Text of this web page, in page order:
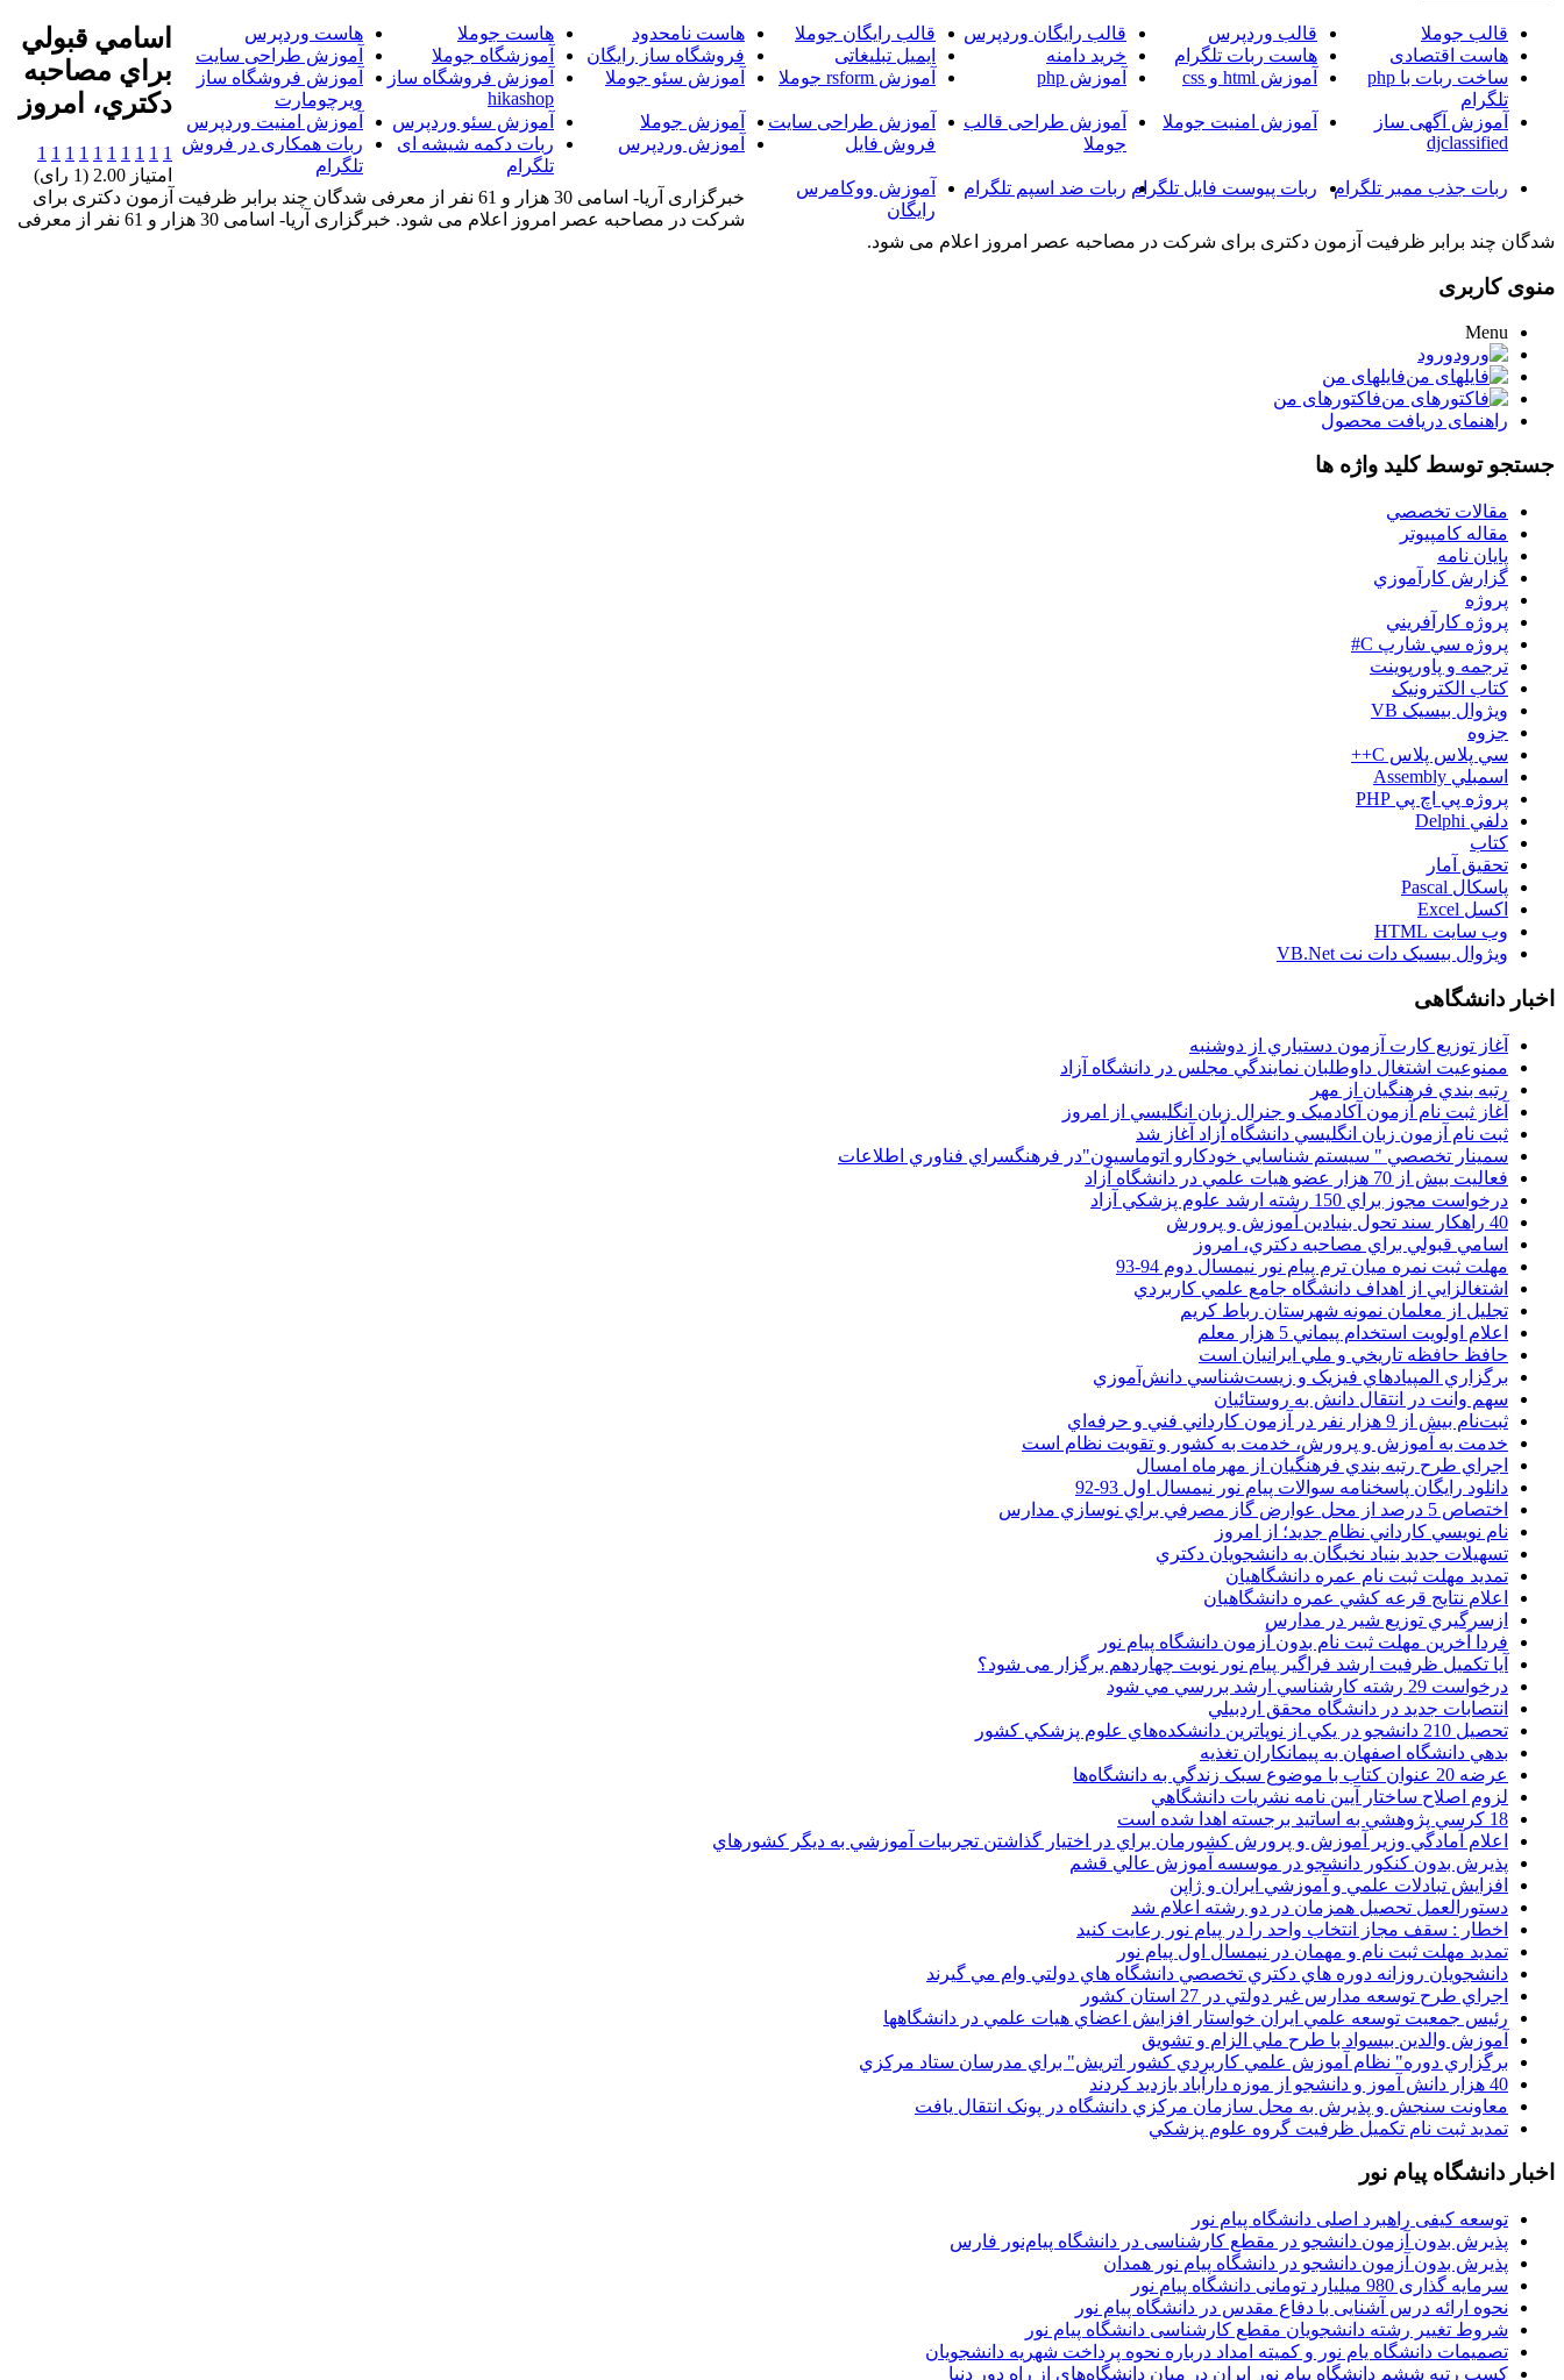
قالب جوملا قالب وردپرس قالب رایگان وردپرس قالب رایگان جوملا هاست نامحدود هاست جوملا
هاست وردپرس
هاست اقتصادی
هاست ربات تلگرام خرید دامنه ایمیل تبلیغاتی فروشگاه ساز رایگان آموزشگاه جوملا
آموزش طراحی سایت
ساخت ربات با php
تلگرام
آموزش html و css آموزش php آموزش rsform جوملا آموزش سئو جوملا
آموزش فروشگاه ساز
hikashop
آموزش فروشگاه ساز
ویرچومارت
آموزش آگهی ساز
djclassified
آموزش امنیت جوملا
آموزش طراحی قالب
جوملا
آموزش طراحی سایت
فروش فایل
آموزش جوملا آموزش سئو وردپرس
آموزش امنیت وردپرس
آموزش وردپرس
ربات دکمه شیشه ای
تلگرام
ربات همکاری در فروش
تلگرام
ربات جذب ممبر تلگرام
ربات پیوست فایل تلگرام ربات ضد اسپم تلگرام
آموزش ووکامرس
رایگان
اسامي قبولي
براي مصاحبه
دکتري، امروز
1
1
1
1
1
1
1
1
1
1
امتیاز 2.00 (1 رای)
خبرگزاری آریا- اسامی 30 هزار و 61 نفر از معرفی شدگان چند برابر ظرفیت آزمون دکتری برای
شرکت در مصاحبه عصر امروز اعلام می شود. خبرگزاری آریا- اسامی 30 هزار و 61 نفر از معرفی
شدگان چند برابر ظرفیت آزمون دکتری برای شرکت در مصاحبه عصر امروز اعلام می شود.
منوی کاربری
Menu
ورود
فایلهای من
فاکتورهای من
راهنمای دریافت محصول
جستجو توسط کلید واژه ها
مقالات تخصصي
مقاله کامپیوتر
پایان نامه
گزارش کارآموزي
پروژه
پروژه کارآفريني
پروژه سي شارپ C#
ترجمه و پاورپوينت
کتاب الکترونيک
ويژوال بيسيک VB
جزوه
سي پلاس پلاس C++
اسمبلي Assembly
پروژه پي اچ پي PHP
دلفي Delphi
کتاب
تحقيق آمار
پاسکال Pascal
اکسل Excel
وب سايت HTML
ويژوال بيسيک دات نت VB.Net
اخبار دانشگاهی
آغاز توزيع کارت آزمون دستياري از دوشنبه
ممنوعيت اشتغال داوطلبان نمايندگي مجلس در دانشگاه آزاد
رتبه بندي فرهنگيان از مهر
آغاز ثبت نام آزمون آکادميک و جنرال زبان انگليسي از امروز
ثبت نام آزمون زبان انگليسي دانشگاه آزاد آغاز شد
سمينار تخصصي " سيستم شناسايي خودکارو اتوماسيون"در فرهنگسراي فناوري اطلاعات
فعاليت بيش از 70 هزار عضو هيات علمي در دانشگاه آزاد
درخواست مجوز براي 150 رشته ارشد علوم پزشکي آزاد
40 راهکار سند تحول بنيادين آموزش و پرورش
اسامي قبولي براي مصاحبه دکتري، امروز
مهلت ثبت نمره میان ترم پیام نور نیمسال دوم 94-93
اشتغالزايي از اهداف دانشگاه جامع علمي کاربردي
تجليل از معلمان نمونه شهرستان رباط کريم
اعلام اولويت استخدام پيماني 5 هزار معلم
حافظ حافظه تاريخي و ملي ايرانيان است
برگزاري المپيادهاي فيزيک و زيست‌شناسي دانش‌آموزي
سهم وانت در انتقال دانش به روستائيان
ثبت‌نام بيش از 9 هزار نفر در آزمون کارداني فني و حرفه‌اي
خدمت به آموزش و پرورش، خدمت به کشور و تقويت نظام است
اجراي طرح رتبه بندي فرهنگيان از مهرماه امسال
دانلود رایگان پاسخنامه سوالات پیام نور نیمسال اول 93-92
اختصاص 5 درصد از محل عوارض گاز مصرفي براي نوسازي مدارس
نام نويسي کارداني نظام جديد؛ از امروز
تسهيلات جديد بنياد نخبگان به دانشجويان دکتري
تمديد مهلت ثبت نام عمره دانشگاهيان
اعلام نتايج قرعه کشي عمره دانشگاهيان
ازسرگيري توزيع شير در مدارس
فردا آخرین مهلت ثبت نام بدون آزمون دانشگاه پیام نور
آیا تکمیل ظرفیت ارشد فراگیر پیام نور نوبت چهاردهم برگزار می شود؟
درخواست 29 رشته کارشناسي ارشد بررسي مي شود
انتصابات جديد در دانشگاه محقق اردبيلي
تحصيل 210 دانشجو در يکي از نوپاترين دانشکده‌هاي علوم پزشکي کشور
بدهي دانشگاه اصفهان به پيمانکاران تغذيه
عرضه 20 عنوان کتاب با موضوع سبک زندگي به دانشگاه‌ها
لزوم اصلاح ساختار آيين نامه نشريات دانشگاهي
18 کرسي پژوهشي به اساتيد برجسته اهدا شده است
اعلام آمادگي وزير آموزش و پرورش کشورمان براي در اختيار گذاشتن تجربيات آموزشي به ديگر کشورهاي
پذيرش بدون کنکور دانشجو در موسسه آموزش عالي قشم
افزايش تبادلات علمي و آموزشي ايران و ژاپن
دستورالعمل تحصیل همزمان در دو رشته اعلام شد
اخطار : سقف مجاز انتخاب واحد را در پیام نور رعایت کنید
تمدید مهلت ثبت نام و مهمان در نیمسال اول پیام نور
دانشجويان روزانه دوره هاي دكتري تخصصي دانشگاه هاي دولتي وام مي گيرند
اجراي طرح توسعه مدارس غير دولتي در 27 استان کشور
رئيس جمعيت توسعه علمي ايران خواستار افزايش اعضاي هيات علمي در دانشگاهها
آموزش والدين بيسواد با طرح ملي الزام و تشويق
برگزاري دوره" نظام آموزش علمي كاربردي كشور اتريش" براي مدرسان ستاد مرکزي
40 هزار دانش آموز و دانشجو از موزه دارآباد بازديد کردند
معاونت سنجش و پذيرش به محل سازمان مرکزي دانشگاه در پونک انتقال يافت
تمديد ثبت نام تکميل ظرفيت گروه علوم پزشکي
اخبار دانشگاه پیام نور
توسعه کیفی راهبرد اصلی دانشگاه پیام نور
پذیرش بدون آزمون دانشجو در مقطع کارشناسی در دانشگاه پیام‌نور فارس
پذیرش بدون آزمون دانشجو در دانشگاه پیام نور همدان
سرمایه گذاری 980 میلیارد تومانی دانشگاه پیام نور
نحوه ارائه درس آشنایی با دفاع مقدس در دانشگاه پیام نور
شروط تغییر رشته دانشجویان مقطع کارشناسی دانشگاه پیام نور
تصمیمات دانشگاه یام نور و کمیته امداد درباره نحوه پرداخت شهریه دانشجویان
کسب رتبه ششم دانشگاه پیام نور ایران در میان دانشگاه‌های از راه دور دنیا